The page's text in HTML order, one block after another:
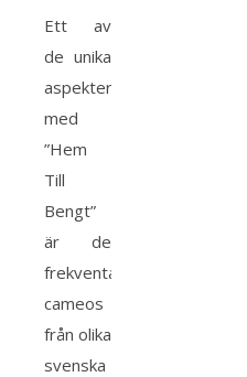
Ett av
de unika
aspekterna
med
”Hem
Till
Bengt”
är de
frekventa
cameos
från olika
svenska